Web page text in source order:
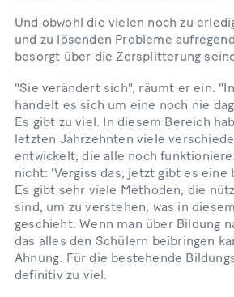
Und obwohl die vielen noch zu
und zu lösenden Probleme
besorgt über die Zersplitterung
"Sie verändert sich", räumt er ein.
handelt es sich um eine noch nie
Es gibt zu viel. In diesem Bereich
letzten Jahrzehnten viele
entwickelt, die alle noch
nicht: 'Vergiss das, jetzt gibt es eine
Es gibt sehr viele Methoden, die
sind, um zu verstehen, was in
geschieht. Wenn man über Bildung
das alles den Schülern beibringen
Ahnung. Für die bestehende
definitiv zu viel.